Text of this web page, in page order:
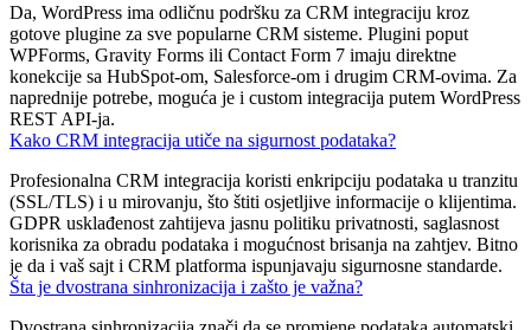
Da, WordPress ima odličnu podršku za CRM integraciju kroz
gotove plugine za sve popularne CRM sisteme. Plugini poput
WPForms, Gravity Forms ili Contact Form 7 imaju direktne
konekcije sa HubSpot-om, Salesforce-om i drugim CRM-ovima. Za
naprednije potrebe, moguća je i custom integracija putem WordPress
REST API-ja.
Kako CRM integracija utiče na sigurnost podataka?
Profesionalna CRM integracija koristi enkripciju podataka u tranzitu
(SSL/TLS) i u mirovanju, što štiti osjetljive informacije o klijentima.
GDPR usklađenost zahtijeva jasnu politiku privatnosti, saglasnost
korisnika za obradu podataka i mogućnost brisanja na zahtjev. Bitno
je da i vaš sajt i CRM platforma ispunjavaju sigurnosne standarde.
Šta je dvostrana sinhronizacija i zašto je važna?